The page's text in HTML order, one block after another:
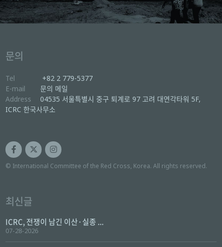
문의
Tel
+82 2 779-5377
E-mail
문의 메일
Address
04535 서울특별시 중구 퇴계로 97 고려 대연각타워 5F,
ICRC 한국사무소
© International Committee of the Red Cross, Korea. All rights reserved.
최신글
ICRC, 전쟁이 남긴 이산·실종 ...
07-28-2026